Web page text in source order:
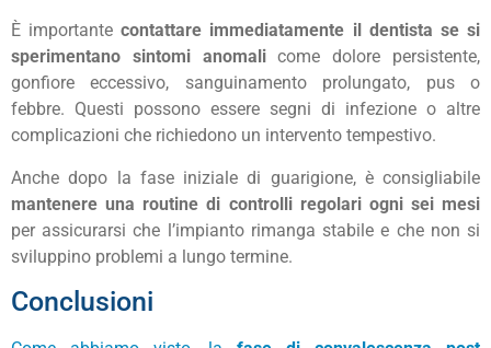
È importantecontattare immediatamente il dentista se si
sperimentano sintomi anomalicome dolore persistente,
gonfiore eccessivo, sanguinamento prolungato, pus o
febbre. Questi possono essere segni di infezione o altre
complicazioni che richiedono un intervento tempestivo.
Anche dopo la fase iniziale di guarigione, è consigliabile
mantenere una routine di controlli regolari ogni sei mesi
per assicurarsi che l’impianto rimanga stabile e che non si
sviluppino problemi a lungo termine.
Conclusioni